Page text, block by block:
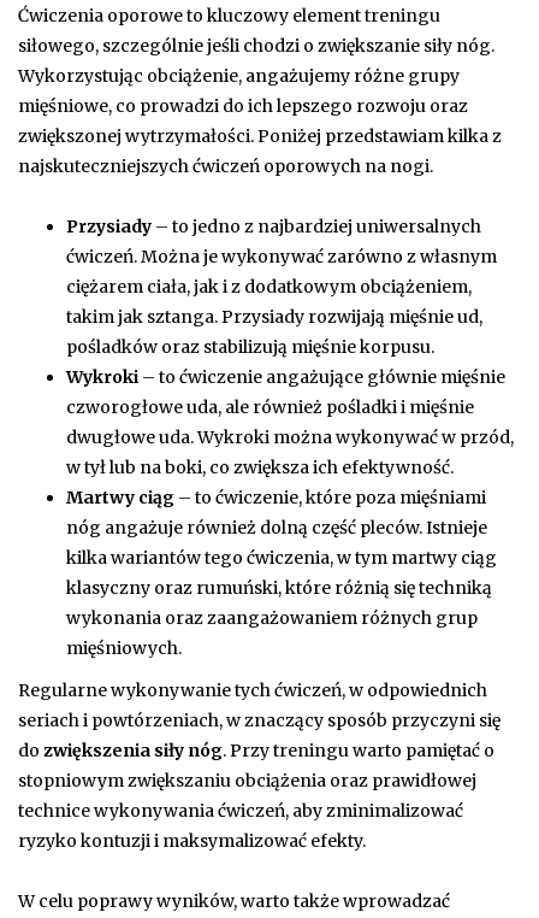
Ćwiczenia oporowe to kluczowy element treningu
siłowego, szczególnie jeśli chodzi o zwiększanie siły nóg.
Wykorzystując obciążenie, angażujemy różne grupy
mięśniowe, co prowadzi do ich lepszego rozwoju oraz
zwiększonej wytrzymałości. Poniżej przedstawiam kilka z
najskuteczniejszych ćwiczeń oporowych na nogi.
Przysiady – to jedno z najbardziej uniwersalnych
ćwiczeń. Można je wykonywać zarówno z własnym
ciężarem ciała, jak i z dodatkowym obciążeniem,
takim jak sztanga. Przysiady rozwijają mięśnie ud,
pośladków oraz stabilizują mięśnie korpusu.
Wykroki – to ćwiczenie angażujące głównie mięśnie
czworogłowe uda, ale również pośladki i mięśnie
dwugłowe uda. Wykroki można wykonywać w przód,
w tył lub na boki, co zwiększa ich efektywność.
Martwy ciąg – to ćwiczenie, które poza mięśniami
nóg angażuje również dolną część pleców. Istnieje
kilka wariantów tego ćwiczenia, w tym martwy ciąg
klasyczny oraz rumuński, które różnią się techniką
wykonania oraz zaangażowaniem różnych grup
mięśniowych.
Regularne wykonywanie tych ćwiczeń, w odpowiednich
seriach i powtórzeniach, w znaczący sposób przyczyni się
do zwiększenia siły nóg. Przy treningu warto pamiętać o
stopniowym zwiększaniu obciążenia oraz prawidłowej
technice wykonywania ćwiczeń, aby zminimalizować
ryzyko kontuzji i maksymalizować efekty.
W celu poprawy wyników, warto także wprowadzać